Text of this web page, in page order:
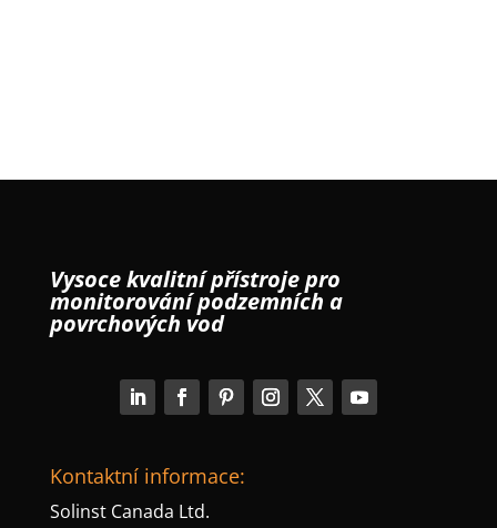
Vysoce kvalitní přístroje pro
monitorování podzemních a
povrchových vod
Kontaktní informace:
Solinst Canada Ltd.